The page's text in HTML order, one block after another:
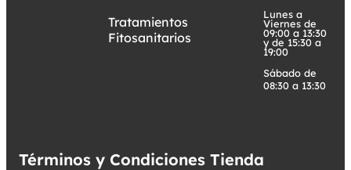
Tratamientos
Fitosanitarios
Lunes a
Viernes de
09:00 a 13:30
y de 15:30 a
19:00
Sábado de
08:30 a 13:30
Términos y Condiciones Tienda